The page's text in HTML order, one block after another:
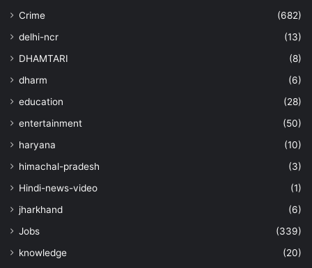
Crime
(682)
delhi-ncr
(13)
DHAMTARI
(8)
dharm
(6)
education
(28)
entertainment
(50)
haryana
(10)
himachal-pradesh
(3)
Hindi-news-video
(1)
jharkhand
(6)
Jobs
(339)
knowledge
(20)